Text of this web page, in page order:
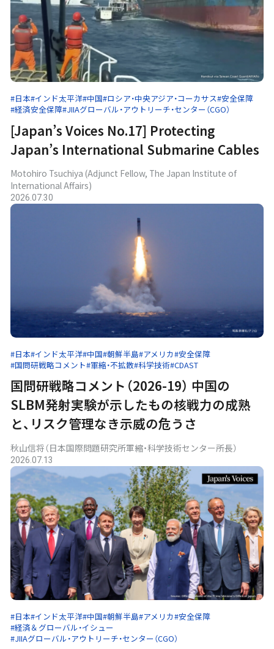
#日本#インド太平洋#中国#ロシア・中央アジア・コーカサス#安全保障
#経済安全保障#JIIAグローバル・アウトリーチ・センター（CGO）
[Japan’s Voices No.17] Protecting
Japan’s International Submarine Cables
Motohiro Tsuchiya (Adjunct Fellow, The Japan Institute of
International Affairs)
2026.07.30
#日本#インド太平洋#中国#朝鮮半島#アメリカ#安全保障
#国問研戦略コメント#軍縮・不拡散#科学技術#CDAST
国問研戦略コメント（2026-19） 中国の
SLBM発射実験が示したもの――核戦力の成熟
と、リスク管理なき示威の危うさ
秋山信将（日本国際問題研究所軍縮・科学技術センター所長）
2026.07.13
#日本#インド太平洋#中国#朝鮮半島#アメリカ#安全保障
#経済＆グローバル・イシュー
#JIIAグローバル・アウトリーチ・センター（CGO）